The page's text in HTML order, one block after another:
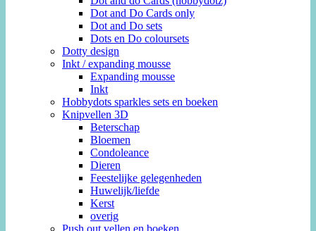
Dot and Do Cards only
Dot and Do sets
Dots en Do coloursets
Dotty design
Inkt / expanding mousse
Expanding mousse
Inkt
Hobbydots sparkles sets en boeken
Knipvellen 3D
Beterschap
Bloemen
Condoleance
Dieren
Feestelijke gelegenheden
Huwelijk/liefde
Kerst
overig